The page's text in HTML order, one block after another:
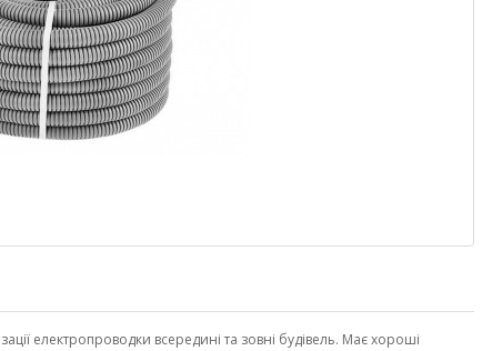
електропроводки всередині та зовні будівель. Має хороші